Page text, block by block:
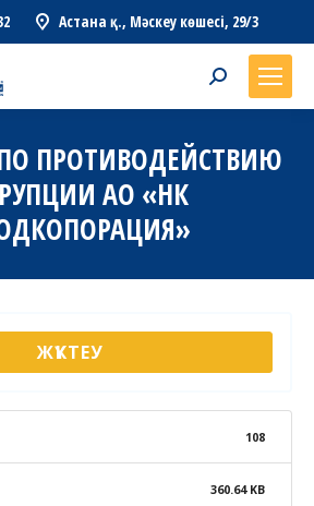
Астана қ., Мәскеу көшесі, 29/3
Search:
ПРОТИВОДЕЙСТВИЮ
АО «НК
ЖҮКТЕУ
108
360.64 KB